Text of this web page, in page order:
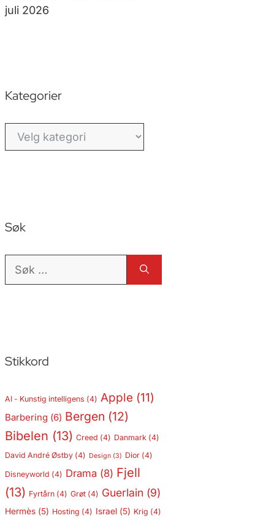
juli 2026
Kategorier
Kategorier
Søk
Søk
Stikkord
AI - Kunstig intelligens (4) Apple (11)
Barbering (6) Bergen (12)
Bibelen (13) Creed (4) Danmark (4)
David André Østby(4) Design(3) Dior(4)
Disneyworld (4) Drama (8) Fjell
(13) Fyrtårn(4) Grøt(4) Guerlain (9)
Hermès(5) Hosting (4) Israel(5) Krig (4)